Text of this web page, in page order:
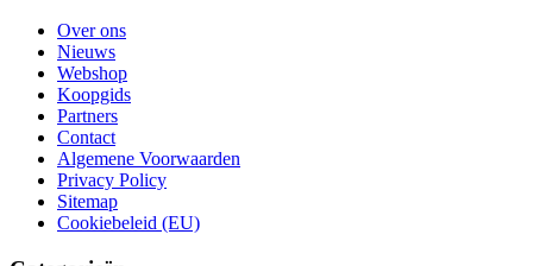
Over ons
Nieuws
Webshop
Koopgids
Partners
Contact
Algemene Voorwaarden
Privacy Policy
Sitemap
Cookiebeleid (EU)